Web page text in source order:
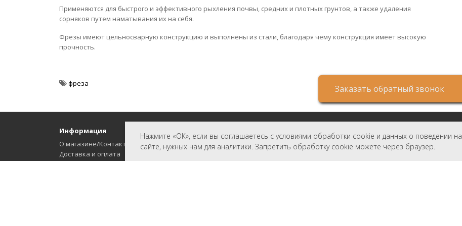
Нажмите «ОК», если вы соглашаетесь с условиями обработки cookie и данных о поведении на
сайте, нужных нам для аналитики. Запретить обработку cookie можете через браузер.
Применяются для быстрого и эффективного рыхления почвы, средних и плотных грунтов, а также удаления
сорняков путем наматывания их на себя.
Фрезы имеют цельносварную конструкцию и выполнены из стали, благодаря чему конструкция имеет высокую
прочность.
фреза
Информация
О магазине/Контакты
Доставка и оплата
Политика защиты и обработки
Производители
Скидки
Личный Кабинет
История заказов
Заказать обратный звонок